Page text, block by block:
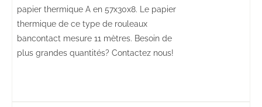
papier thermique A en 57x30x8. Le papier
thermique de ce type de rouleaux
bancontact mesure 11 mètres. Besoin de
plus grandes quantités? Contactez nous!